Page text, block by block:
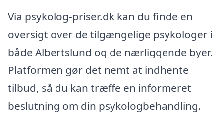
Via psykolog-priser.dk kan du finde en
oversigt over de tilgængelige psykologer i
både Albertslund og de nærliggende byer.
Platformen gør det nemt at indhente
tilbud, så du kan træffe en informeret
beslutning om din psykologbehandling.